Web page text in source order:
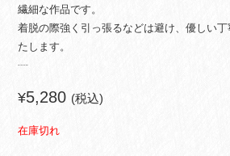
繊細な作品です。
着脱の際強く引っ張るなどは避け、優しい
たします。
┈︎
¥5,280 (税込)
在庫切れ